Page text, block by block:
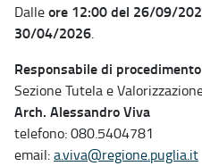
Dalleore 12:00 del 26/09/
30/04/2026.
Responsabile di procedimento
Sezione Tutela e
Arch. Alessandro Viva
telefono: 080.5404781
email:a.viva@regione.puglia.it